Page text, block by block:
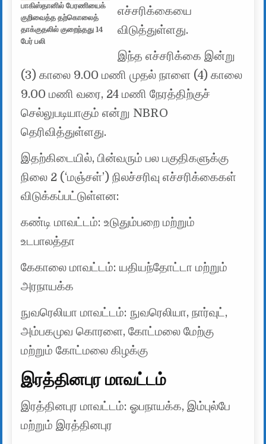
பாகிஸ்தானில் பேரணியைக்
குறிவைத்த தற்கொலைத்
தாக்குதலில் குறைந்தது 14
பேர் பலி
எச்சரிக்கையை
விடுத்துள்ளது.
இந்த எச்சரிக்கை இன்று
(3) காலை 9.00 மணி முதல் நாளை (4) காலை
9.00 மணி வரை, 24 மணி நேரத்திற்குச்
செல்லுபடியாகும் என்று NBRO
தெரிவித்துள்ளது.
இதற்கிடையில், பின்வரும் பல பகுதிகளுக்கு
நிலை 2 (‘மஞ்சள்’) நிலச்சரிவு எச்சரிக்கைகள்
விடுக்கப்பட்டுள்ளன:
கண்டி மாவட்டம்: உடுதும்பறை மற்றும்
உடபாலத்தா
கேகாலை மாவட்டம்: யதியந்தோட்டா மற்றும்
அரநாயக்க
நுவரெலியா மாவட்டம்: நுவரெலியா, நார்வுட்,
அம்பகமுவ கொரளை, கோட்மலை மேற்கு
மற்றும் கோட்மலை கிழக்கு
இரத்தினபுர மாவட்டம்
இரத்தினபுர மாவட்டம்: ஓபநாயக்க, இம்புல்பே
மற்றும் இரத்தினபுர